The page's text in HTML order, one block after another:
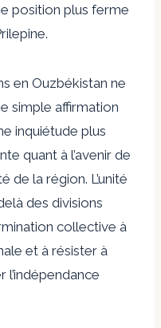
position plus ferme
en Ouzbékistan ne
simple affirmation
inquiétude plus
quant à l’avenir de
de la région. L’unité
des divisions
collective à
et à résister à